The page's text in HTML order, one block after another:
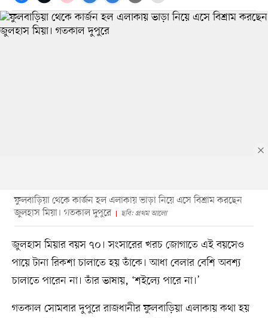
ফুলবাড়িয়া থেকে কার্জন হল এলাকায় ভাড়া নিয়ে এসে বিশ্রাম করছেন
জুলহাস মিয়া। গতকাল দুপুরে
ছবি: প্রথম আলো
জুলহাস মিয়ার বয়স ৭০। সংসারের খরচ জোগাতে এই বয়সেও
পায়ে টানা রিকশা চালাতে হয় তাঁকে। আধা বেলার বেশি অবশ্য
চালাতে পারেন না। তাঁর ভাষায়, ‘শইল্যে পারে না।’
গতকাল সোমবার দুপুরে রাজধানীর ফুলবাড়িয়া এলাকায় কথা হয়